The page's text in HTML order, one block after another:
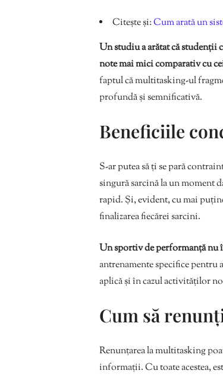
Citește și:Cum arată un
Un studiu a arătat că
note mai mici comparativ cu
faptul că multitasking-ul
profundă și semnificativă.
Beneficiile
S-ar putea să ți se pară
singură sarcină la un moment
rapid. Și, evident, cu mai
finalizarea fiecărei sarcini.
Un sportiv de performanță nu
antrenamente specifice
aplică și în cazul activităților
Cum să
Renunțarea la multitasking
informații. Cu toate acestea,